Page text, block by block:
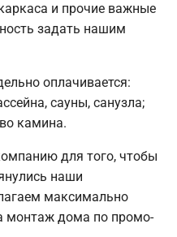
и прочие важные
задать нашим
оплачивается:
сауны, санузла;
камина.
для того, чтобы
наши
максимально
монтаж дома по промо-